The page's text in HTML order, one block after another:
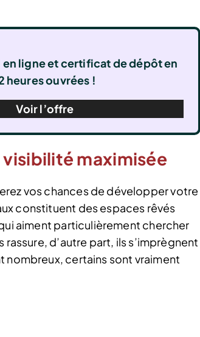
ligne et certificat de dépôt en
heures ouvrées !
Voir l’offre
visibilité maximisée
vos chances de développer votre
constituent des espaces rêvés
aiment particulièrement chercher
d’autre part, ils s’imprègnent
nombreux, certains sont vraiment